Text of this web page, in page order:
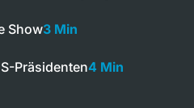
Show3 Min
Präsidenten4 Min